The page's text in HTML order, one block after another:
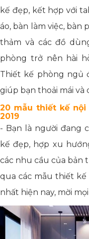
kế đẹp, kết hợp với
áo, bàn làm việc, bàn
thảm và các đồ
phòng trở nên hài
Thiết kế phòng ngủ
giúp bạn thoải mái và
20 mẫu thiết kế
2019
- Bạn là người đang
kế đẹp, hợp xu
các nhu cầu của bản
qua các mẫu thiết
nhất hiện nay, mời